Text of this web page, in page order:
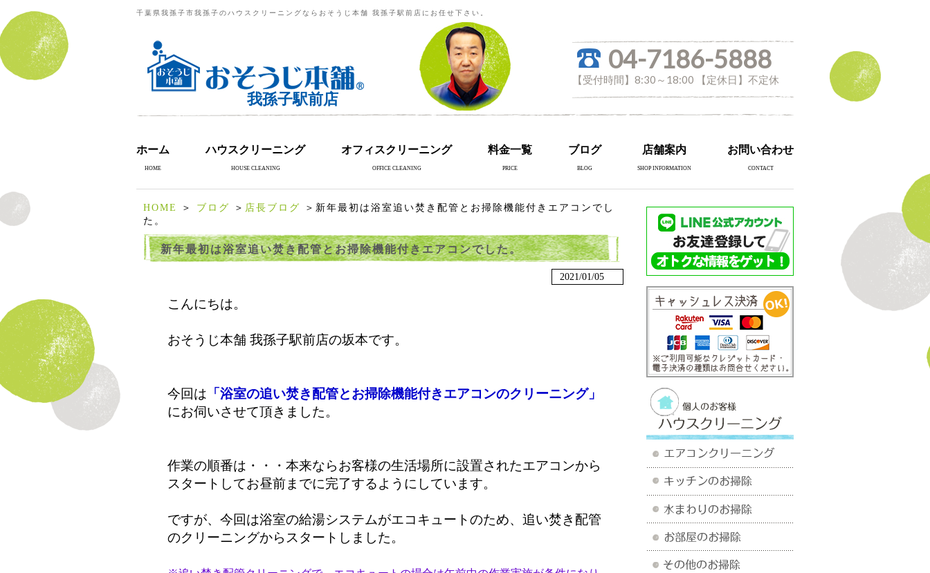
千葉県我孫子市我孫子のハウスクリーニングならおそうじ本舗 我孫子駅前店にお任せ下さい。
我孫子駅前店
04-7186-5888
【受付時間】8:30～18:00 【定休日】不定休
ホーム
HOME
ハウスクリーニング
HOUSE CLEANING
オフィスクリーニング
OFFICE CLEANING
料金一覧
PRICE
ブログ
BLOG
店舗案内
SHOP INFORMATION
お問い合わせ
CONTACT
HOME ＞ ブログ ＞ 店長ブログ
＞新年最初は浴室追い焚き配管とお掃除機能付きエアコンでし
た。
新年最初は浴室追い焚き配管とお掃除機能付きエアコンでした。
2021/01/05
こんにちは。
おそうじ本舗 我孫子駅前店の坂本です。
今回は 「浴室の追い焚き配管とお掃除機能付きエアコンのクリーニング」
にお伺いさせて頂きました。
作業の順番は・・・本来ならお客様の生活場所に設置されたエアコンから
スタートしてお昼前までに完了するようにしています。
ですが、今回は浴室の給湯システムがエコキュートのため、追い焚き配管
のクリーニングからスタートしました。